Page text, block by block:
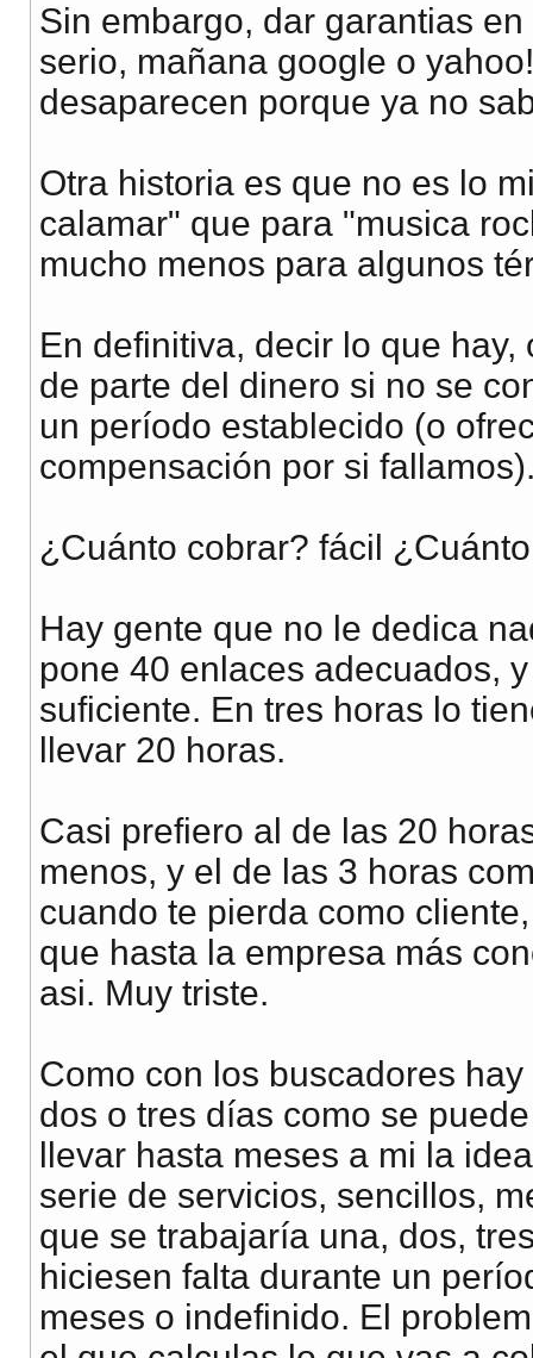
Sin embargo, dar garantias
serio, mañana google o
desaparecen porque ya no
Otra historia es que no es lo
calamar" que para "musica
mucho menos para algunos
En definitiva, decir lo que
de parte del dinero si no se
un período establecido (o
compensación por si
¿Cuánto cobrar? fácil
Hay gente que no le dedica
pone 40 enlaces adecuados,
suficiente. En tres horas lo
llevar 20 horas.
Casi prefiero al de las 20
menos, y el de las 3 horas
cuando te pierda como
que hasta la empresa más
asi. Muy triste.
Como con los buscadores
dos o tres días como se
llevar hasta meses a mi la
serie de servicios, sencillos,
que se trabajaría una, dos,
hiciesen falta durante un
meses o indefinido. El